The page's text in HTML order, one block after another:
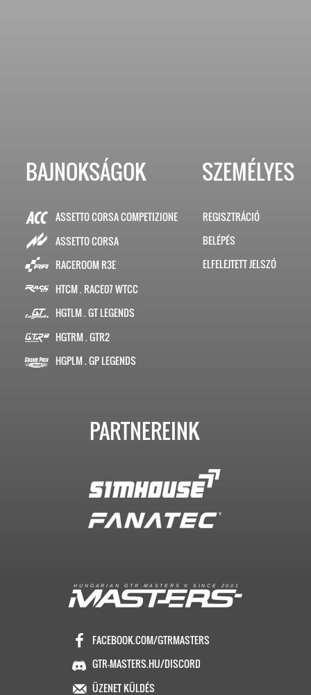
BAJNOKSÁGOK
ASSETTO CORSA COMPETIZIONE
ASSETTO CORSA
RACEROOM R3E
HTCM . RACE07 WTCC
HGTLM . GT LEGENDS
HGTRM . GTR2
HGPLM . GP LEGENDS
SZEMÉLYES
REGISZTRÁCIÓ
BELÉPÉS
ELFELEJTETT JELSZÓ
PARTNEREINK
H U N G A R I A N G T R M A S T E R S © S I N C E 2 0 0 1
FACEBOOK.COM/GTRMASTERS
GTR-MASTERS.HU/DISCORD
ÜZENET KÜLDÉS